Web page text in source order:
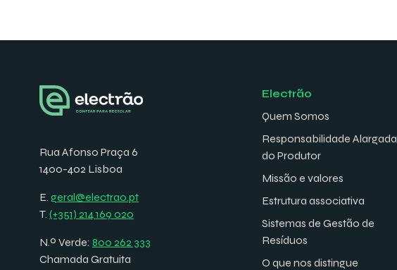
Rua Afonso Praça 6
1400-402 Lisboa
E. geral@electrao.pt
T. (+351) 214 169 020
N.º Verde: 800 262 333
Chamada Gratuita
Electrão
Quem Somos
Responsabilidade Alargada
do Produtor
Missão e valores
Estrutura associativa
Sistemas de Gestão de
Resíduos
O que nos distingue